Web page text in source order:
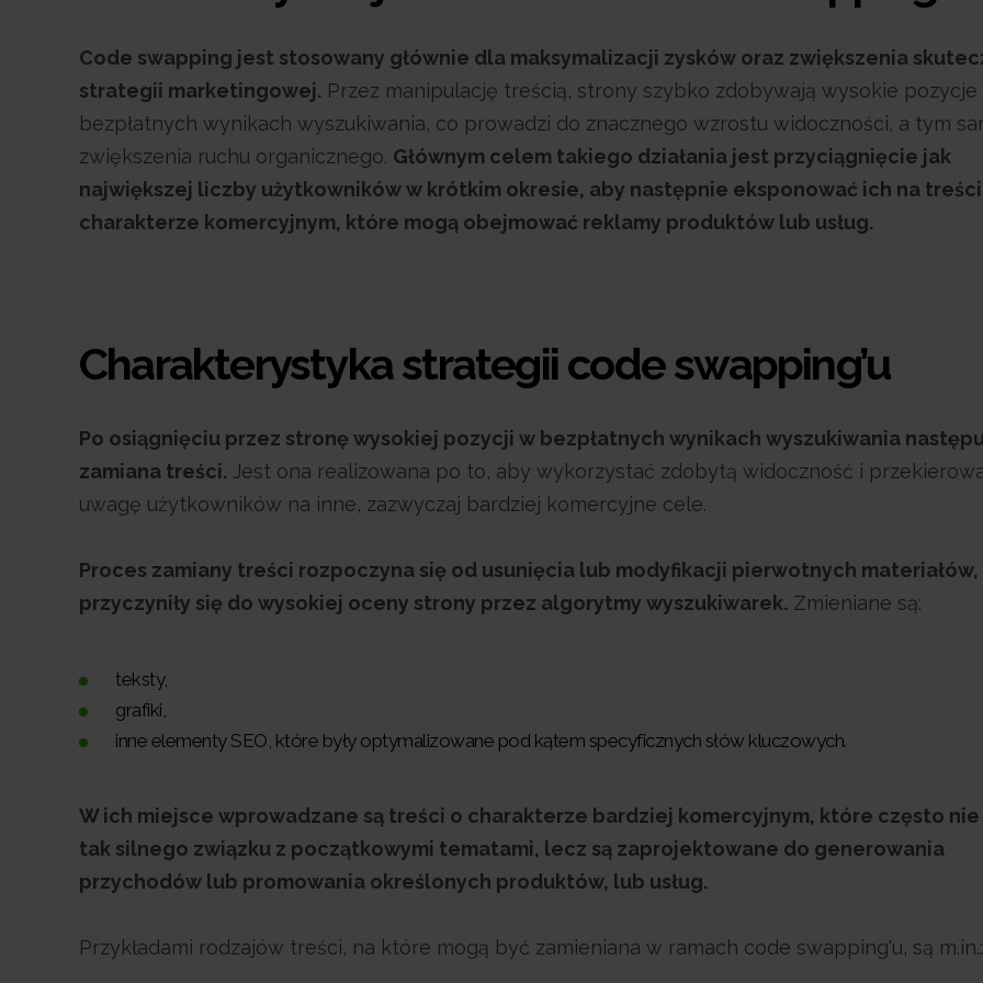
Code swapping jest stosowany głównie dla maksymalizacji zysków oraz zwiększenia
strategii marketingowej. Przez manipulację treścią, strony szybko zdobywają wysokie pozycje
bezpłatnych wynikach wyszukiwania, co prowadzi do znacznego wzrostu widoczności, a tym
zwiększenia ruchu organicznego. Głównym celem takiego działania jest przyciągnięcie jak
największej liczby użytkowników w krótkim okresie, aby następnie eksponować ich na
charakterze komercyjnym, które mogą obejmować reklamy produktów lub usług.
Charakterystyka strategii code swapping’u
Po osiągnięciu przez stronę wysokiej pozycji w bezpłatnych wynikach wyszukiwania
zamiana treści. Jest ona realizowana po to, aby wykorzystać zdobytą widoczność i
uwagę użytkowników na inne, zazwyczaj bardziej komercyjne cele.
Proces zamiany treści rozpoczyna się od usunięcia lub modyfikacji pierwotnych
przyczyniły się do wysokiej oceny strony przez algorytmy wyszukiwarek. Zmieniane są:
teksty,
grafiki,
inne elementy SEO, które były optymalizowane pod kątem specyficznych słów kluczowych.
W ich miejsce wprowadzane są treści o charakterze bardziej komercyjnym, które często nie
tak silnego związku z początkowymi tematami, lecz są zaprojektowane do generowania
przychodów lub promowania określonych produktów, lub usług.
Przykładami rodzajów treści, na które mogą być zamieniana w ramach code swapping'u, są m.in.: